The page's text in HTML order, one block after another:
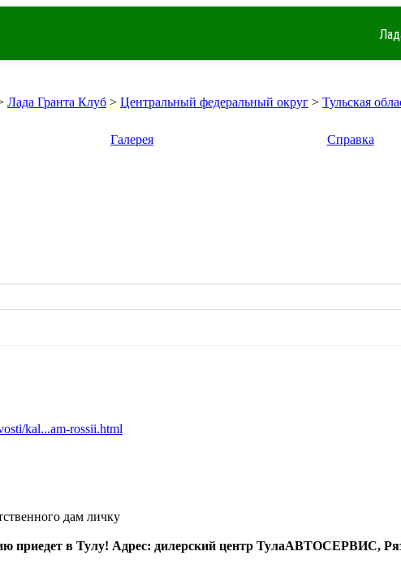
Лада Гранта Клуб > Центральный федеральный округ > Тульская
Галерея Справка
kal...am-rossii.html
дам личку
приедет в Тулу! Адрес: дилерский центр ТулаАВТОСЕРВИС,